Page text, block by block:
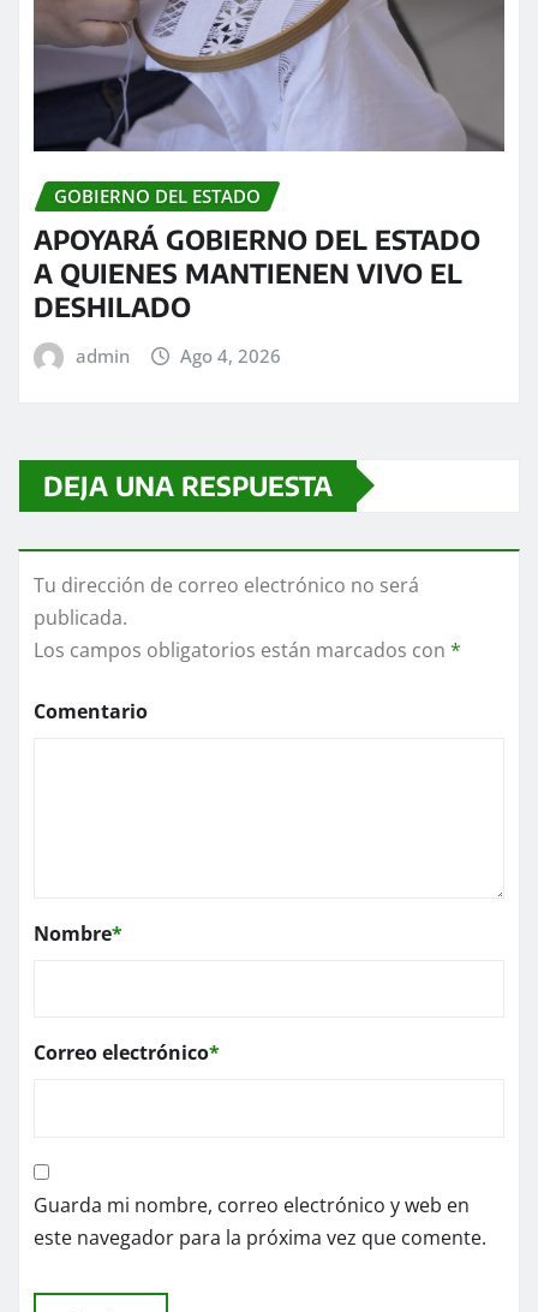
GOBIERNO DEL ESTADO
APOYARÁ GOBIERNO DEL ESTADO
A QUIENES MANTIENEN VIVO EL
DESHILADO
admin Ago 4, 2026
DEJA UNA RESPUESTA
Tu dirección de correo electrónico no será
publicada.
Los campos obligatorios están marcados con *
Comentario
Nombre*
Correo electrónico*
Guarda mi nombre, correo electrónico y web en
este navegador para la próxima vez que comente.